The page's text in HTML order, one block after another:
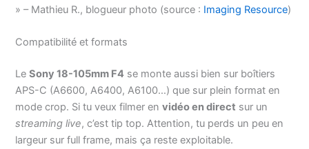
» – Mathieu R., blogueur photo (source : Imaging Resource)
Compatibilité et formats
LeSony 18-105mm F4 se monte aussi bien sur boîtiers
APS-C (A6600, A6400, A6100…) que sur plein format en
mode crop. Si tu veux filmer envidéo en direct sur un
streaming live, c’est tip top. Attention, tu perds un peu en
largeur sur full frame, mais ça reste exploitable.